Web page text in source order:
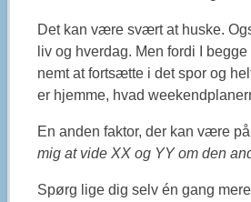
Det kan være svært at huske.
liv og hverdag. Men fordi I
nemt at fortsætte i det spor og
er hjemme, hvad
En anden faktor, der kan være
mig at vide XX og YY om den
Spørg lige dig selv én gang